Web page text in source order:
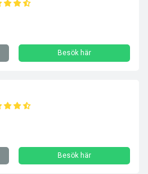
Besök här
Besök här